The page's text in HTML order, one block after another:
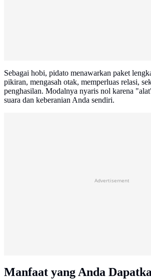
Sebagai hobi, pidato menawarkan paket
pikiran, mengasah otak, memperluas relasi,
penghasilan. Modalnya nyaris nol karena
suara dan keberanian Anda sendiri.
Advertisement
Manfaat yang Anda